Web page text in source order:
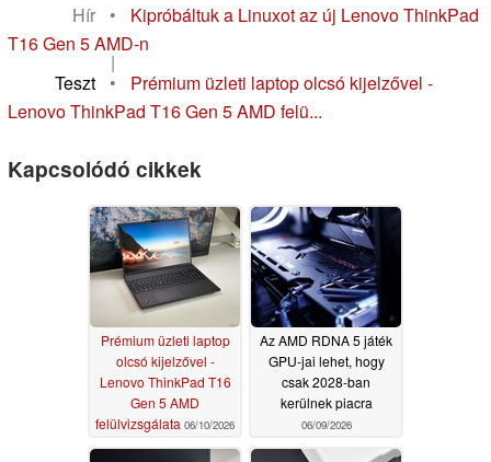
Hír
•
Kipróbáltuk a Linuxot az új Lenovo ThinkPad
T16 Gen 5 AMD-n
|
Teszt
•
Prémium üzleti laptop olcsó kijelzővel -
Lenovo ThinkPad T16 Gen 5 AMD felü...
Kapcsolódó cikkek
Prémium üzleti laptop
olcsó kijelzővel -
Lenovo ThinkPad T16
Gen 5 AMD
felülvizsgálata 06/10/2026
Az AMD RDNA 5 játék
GPU-jai lehet, hogy
csak 2028-ban
kerülnek piacra
06/09/2026